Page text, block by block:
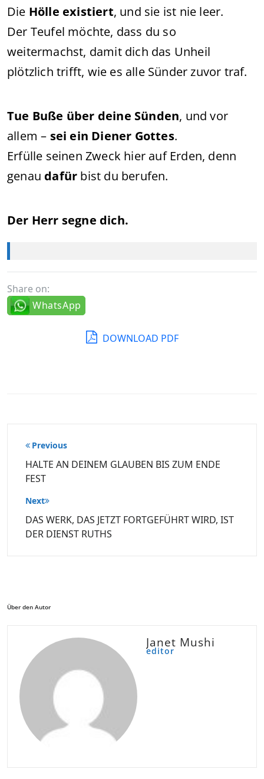
Die Hölle existiert, und sie ist nie leer.
Der Teufel möchte, dass du so
weitermachst, damit dich das Unheil
plötzlich trifft, wie es alle Sünder zuvor traf.
Tue Buße über deine Sünden, und vor
allem – sei ein Diener Gottes.
Erfülle seinen Zweck hier auf Erden, denn
genau dafür bist du berufen.
Der Herr segne dich.
Share on:
WhatsApp
DOWNLOAD PDF
Beitragsnavigation
Previous
HALTE AN DEINEM GLAUBEN BIS ZUM ENDE
FEST
Next
DAS WERK, DAS JETZT FORTGEFÜHRT WIRD, IST
DER DIENST RUTHS
Über den Autor
Janet Mushi
editor